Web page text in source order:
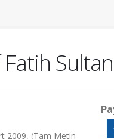
2009, (Tam Metin